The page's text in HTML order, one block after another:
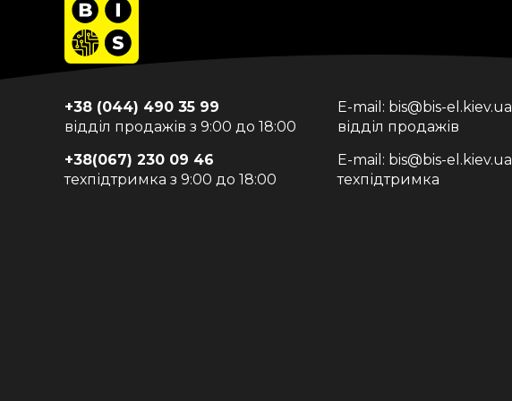
+38 (044) 490 35 99
відділ продажів з 9:00 до 18:00
+38(067) 230 09 46
техпідтримка з 9:00 до 18:00
E-mail: bis@bis-el.kiev.ua
відділ продажів
E-mail: bis@bis-el.kiev.ua
техпідтримка